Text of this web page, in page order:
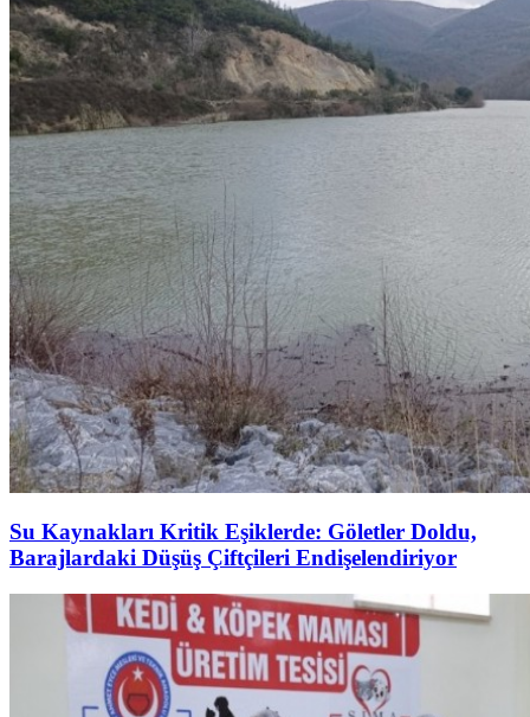
Su Kaynakları Kritik Eşiklerde: Göletler Doldu,
Barajlardaki Düşüş Çiftçileri Endişelendiriyor